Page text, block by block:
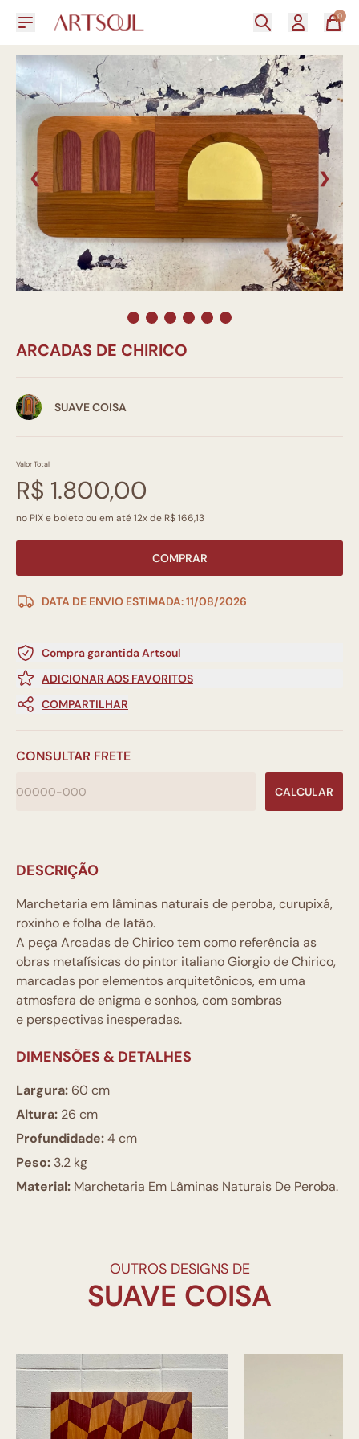
0
❮ ❯
ARCADAS DE CHIRICO
SUAVE COISA
Valor Total
R$ 1.800,00
no PIX e boleto ou em até 12x de R$ 166,13
COMPRAR
DATA DE ENVIO ESTIMADA: 11/08/2026
Compra garantida Artsoul
ADICIONAR AOS FAVORITOS
COMPARTILHAR
CONSULTAR FRETE
CALCULAR
DESCRIÇÃO
Marchetaria em lâminas naturais de peroba, curupixá,
roxinho e folha de latão.
A peça Arcadas de Chirico tem como referência as
obras metafísicas do pintor italiano Giorgio de Chirico,
marcadas por elementos arquitetônicos, em uma
atmosfera de enigma e sonhos, com sombras
e perspectivas inesperadas.
DIMENSÕES & DETALHES
Largura: 60 cm
Altura: 26 cm
Profundidade:4 cm
Peso: 3.2 kg
Material: Marchetaria Em Lâminas Naturais De Peroba.
OUTROS DESIGNS DE